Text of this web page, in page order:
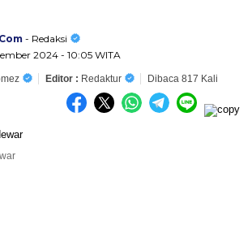
- Redaksi
2024 - 10:05 WITA
Editor : Redaktur Dibaca 817 Kali